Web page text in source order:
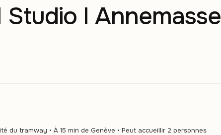
Studio I Annemasse
du tramway • À 15 min de Genève • Peut accueillir 2 personnes